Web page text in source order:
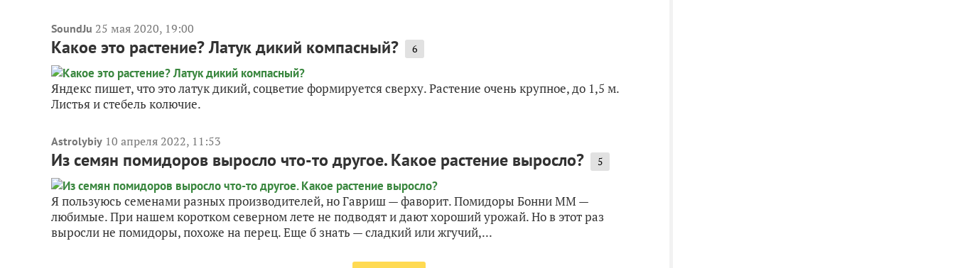
SoundJu 25 мая 2020, 19:00
Какое это растение? Латук дикий компасный? 6
Яндекс пишет, что это латук дикий, соцветие формируется сверху. Растение очень крупное, до 1,5 м.
Листья и стебель колючие.
Astrolybiy 10 апреля 2022, 11:53
Из семян помидоров выросло что-то другое. Какое растение выросло? 5
Я пользуюсь семенами разных производителей, но Гавриш — фаворит. Помидоры Бонни ММ —
любимые. При нашем коротком северном лете не подводят и дают хороший урожай. Но в этот раз
выросли не помидоры, похоже на перец. Еще б знать — сладкий или жгучий,...